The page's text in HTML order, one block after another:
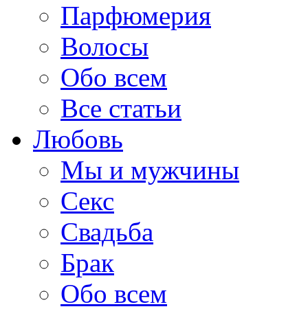
Парфюмерия
Волосы
Обо всем
Все статьи
Любовь
Мы и мужчины
Секс
Свадьба
Брак
Обо всем